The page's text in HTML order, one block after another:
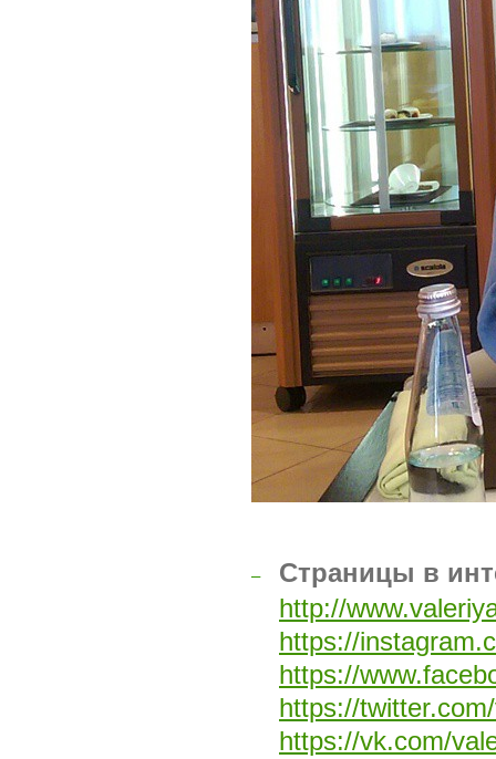
–
Страницы в
http://
https://
https://
https://
https://vk.com/